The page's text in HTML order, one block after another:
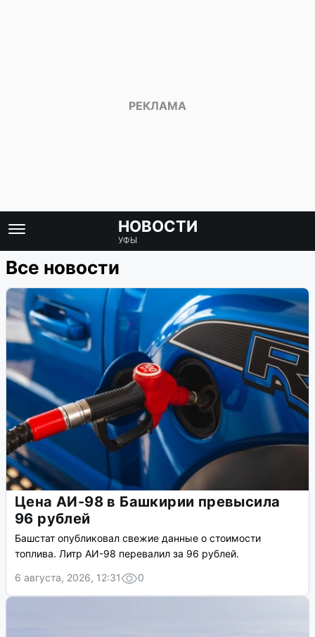
НОВОСТИ
УФЫ
Все новости
Цена АИ-98 в Башкирии превысила
96 рублей
Башстат опубликовал свежие данные о стоимости
топлива. Литр АИ-98 перевалил за 96 рублей.
6 августа, 2026, 12:31
0